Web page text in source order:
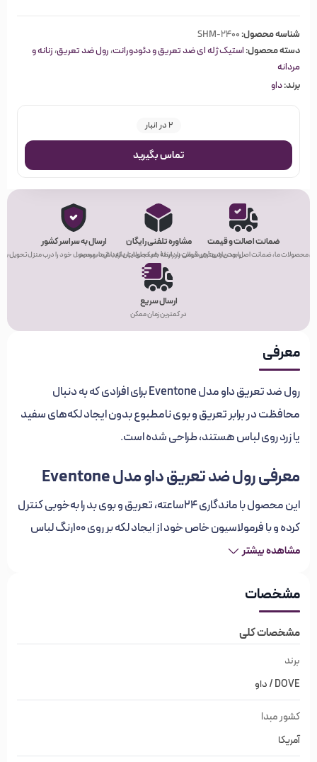
شناسه محصول:SHM-2400
دسته محصول:استیک ژله ای ضد تعریق و دئودورانت،رول ضد تعریق،زنانه و
مردانه
برند:داو
2 در انبار
تماس بگیرید
ضمانت اصالت و قیمت
محصولات ما، ضمانت اصل بودن و بهترین قیمت را دارند!
مشاوره تلفنی رایگان
راحت باشید! هر سوالی در رابطه با محصولات دارید، از ما بپرسید.
ارسال به سراسر کشور
هر کجای ایران که باشید، محصول خود را درب منزل تحویل
ارسال سریع
در کمترین زمان ممکن
معرفی
رول ضد تعریق داو مدل Eventone برای افرادی که به دنبال
محافظت در برابر تعریق و بوی نامطبوع بدون ایجاد لکه‌های سفید
یا زرد روی لباس هستند، طراحی شده است.
معرفی رول ضد تعریق داو مدل Eventone
این محصول با ماندگاری 24ساعته، تعریق و بوی بد را به‌خوبی کنترل
کرده و با فرمولاسیون خاص خود از ایجاد لکه بر روی 100رنگ لباس
جلوگیری می‌کند. فاقد الکل بوده و به همین دلیل باعث خشکی یا
مرطوب‌کننده و نرم‌کننده داو، پوست زیر بغل را لطیف و نرم نگه
می‌دارد.
ویژگی‌های رول ضد تعریق داو مدل
Eventone
برند داو DOVE
کشور مبدا آمریکا
مشاهده بیشتر
مشخصات
مشخصات کلی
برند
DOVE / داو
کشور مبدا
آمریکا